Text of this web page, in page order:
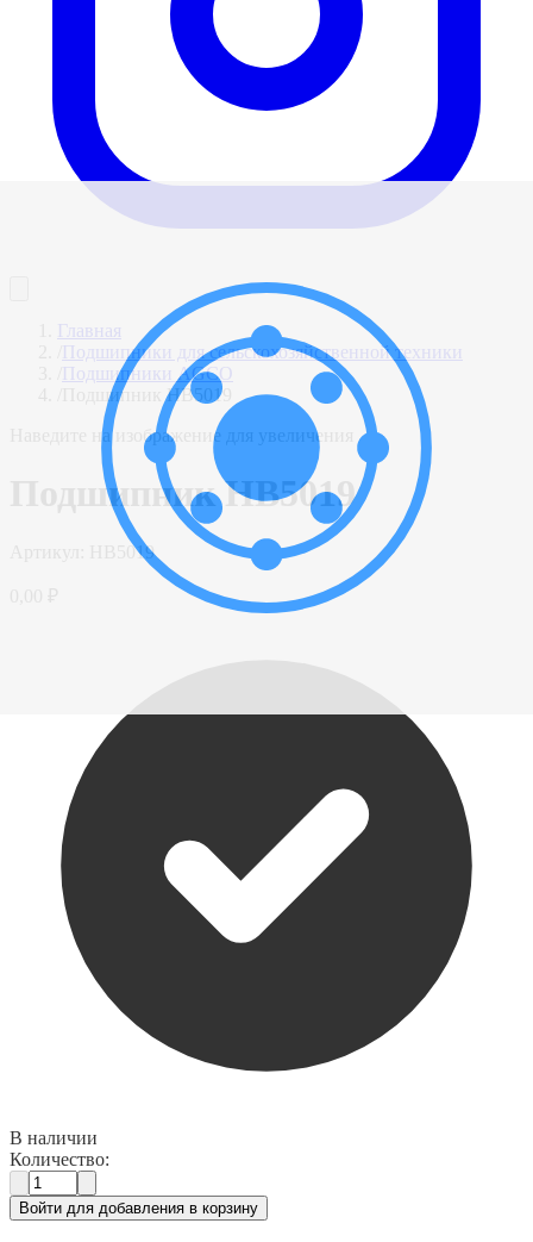
Главная
Подшипники для сельскохозяйственной техники
Подшипники AGCO
Подшипник HB5019
Наведите на изображение для увеличения
Подшипник HB5019
HB5019
В наличии
Количество:
Войти для добавления в корзину